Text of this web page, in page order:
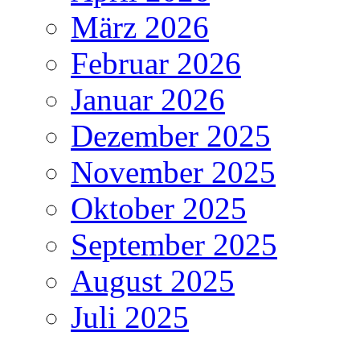
März 2026
Februar 2026
Januar 2026
Dezember 2025
November 2025
Oktober 2025
September 2025
August 2025
Juli 2025